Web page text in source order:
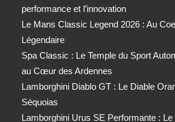
performance et l’innovation
Le Mans Classic Legend 2026 : Au
Légendaire
Spa Classic : Le Temple du Sport
au Cœur des Ardennes
Lamborghini Diablo GT : Le Diable
Séquoias
Lamborghini Urus SE Performante :